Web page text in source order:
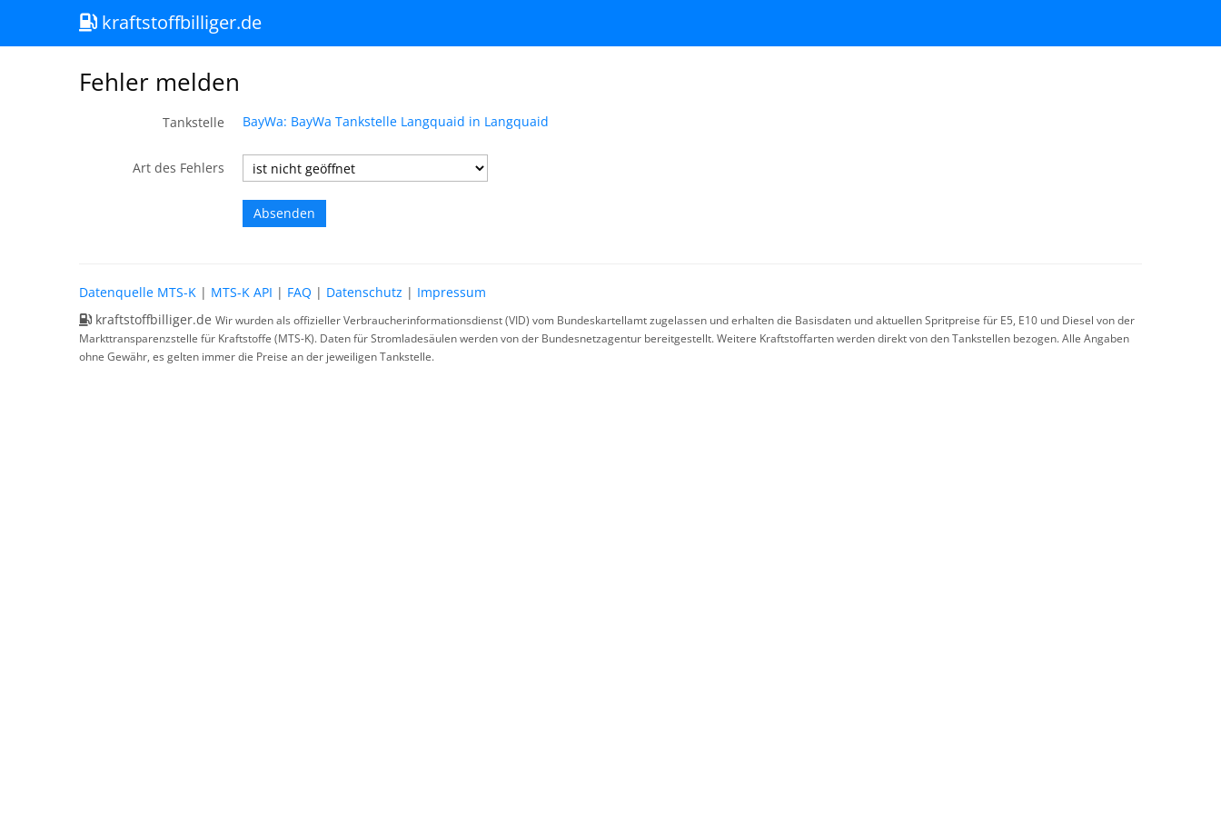
kraftstoffbilliger.de
Fehler melden
Tankstelle BayWa: BayWa Tankstelle Langquaid in Langquaid
Art des Fehlers
Datenquelle MTS-K | MTS-K API | FAQ | Datenschutz | Impressum
kraftstoffbilliger.de Wir wurden als offizieller Verbraucherinformationsdienst (VID) vom Bundeskartellamt zugelassen und erhalten die Basisdaten und aktuellen Spritpreise für E5, E10 und Diesel von der
Markttransparenzstelle für Kraftstoffe (MTS-K). Daten für Stromladesäulen werden von der Bundesnetzagentur bereitgestellt. Weitere Kraftstoffarten werden direkt von den Tankstellen bezogen. Alle Angaben
ohne Gewähr, es gelten immer die Preise an der jeweiligen Tankstelle.